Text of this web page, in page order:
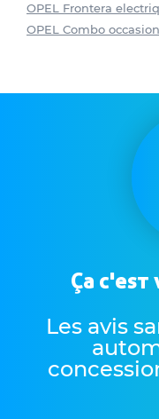
OPEL Frontera
OPEL Combo occasion
Ça c'est
Les avis